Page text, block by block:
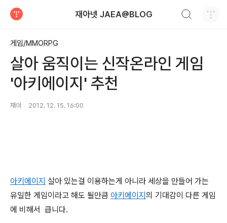
재아넷 JAEA@BLOG
게임/MMORPG
살아 움직이는 신작온라인 게임
'아키에이지' 추천
재아 2012. 12. 15. 16:00
아키에이지 살아 있는걸 이용하는게 아니라 세상을 만들어 가는
유일한 게임이라고 해도 될만큼 아키에이지의 기대감이 다른 게임
에 비해서 큽니다.